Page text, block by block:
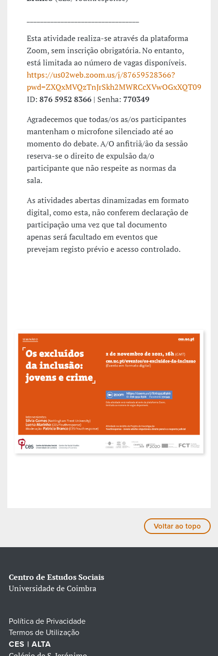
Esta atividade realiza-se através da plataforma
Zoom, sem inscrição obrigatória. No entanto,
está limitada ao número de vagas disponíveis.
https://us02web.zoom.us/j/87659528366?
pwd=ZXQxMVQzTnJrSkh2MWRCcXVwOGxXQT09
ID: 876 5952 8366 | Senha: 770349
Agradecemos que todas/os as/os participantes
mantenham o microfone silenciado até ao
momento do debate. A/O anfitriã/ão da sessão
reserva-se o direito de expulsão da/o
participante que não respeite as normas da
sala.
As atividades abertas dinamizadas em formato
digital, como esta, não conferem declaração de
participação uma vez que tal documento
apenas será facultado em eventos que
prevejam registo prévio e acesso controlado.
Voltar ao topo
Centro de Estudos Sociais
Universidade de Coimbra
Política de Privacidade
Termos de Utilização
CES | ALTA